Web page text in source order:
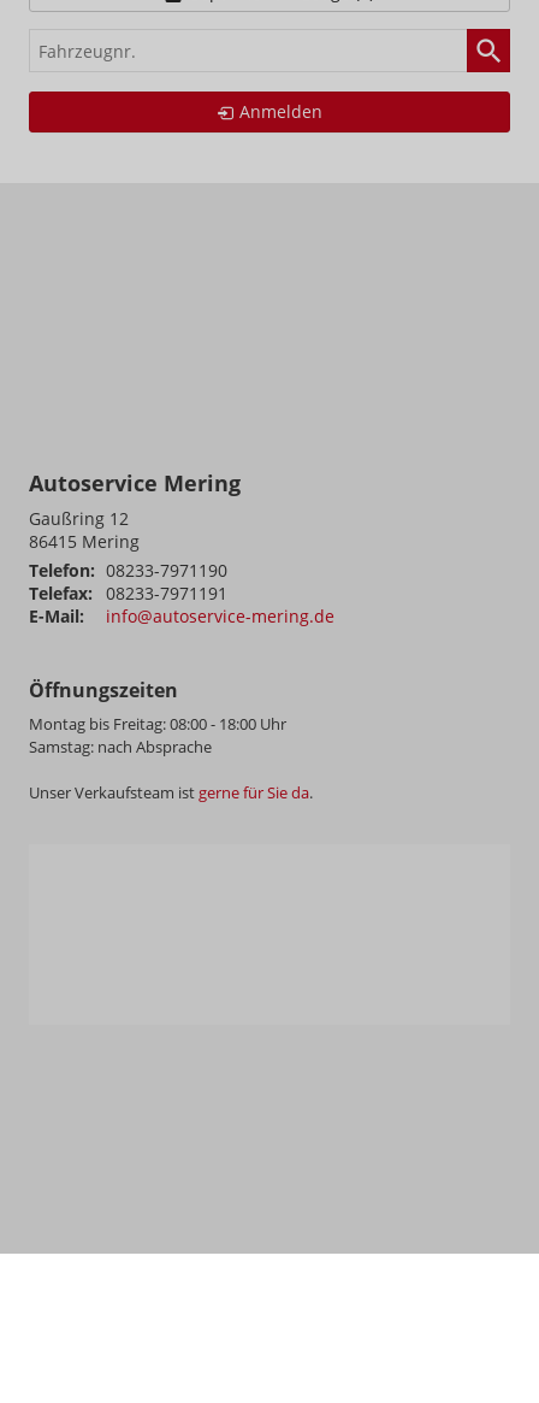
Fahrzeugnr.
Anmelden
Autoservice Mering
Gaußring 12
86415 Mering
Telefon: 08233-7971190
Telefax:
08233-7971191
E-Mail:
info@autoservice-mering.de
Öffnungszeiten
Montag bis Freitag: 08:00 - 18:00 Uhr
Samstag: nach Absprache
Unser Verkaufsteam ist gerne für Sie da.